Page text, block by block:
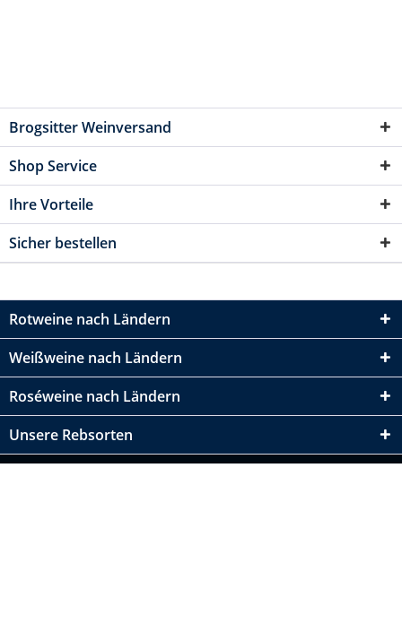
Brogsitter Weinversand
Shop Service
Ihre Vorteile
Sicher bestellen
Rotweine nach Ländern
Weißweine nach Ländern
Roséweine nach Ländern
Unsere Rebsorten